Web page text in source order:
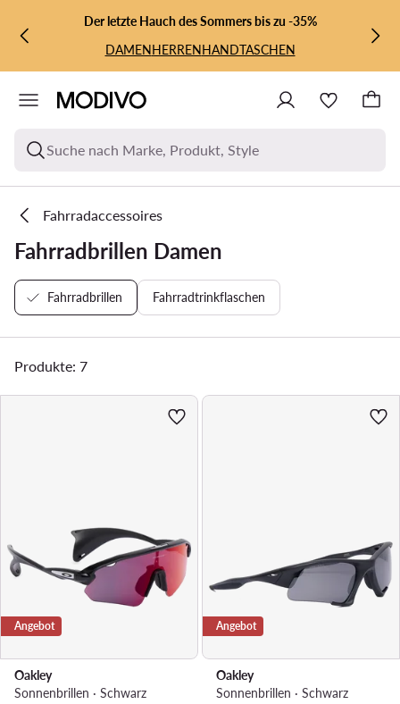
ZUM HAUPTINHALT SPRINGEN
ZUR SUCHEDer letzte Hauch des Sommers bis zu -35%
DAMENHERRENHANDTASCHEN
Suche nach Marke, Produkt, Style
Fahrradaccessoires
Fahrradbrillen Damen
Fahrradbrillen Fahrradtrinkflaschen
Produkte: 7
Angebot
Oakley
Sonnenbrillen · Schwarz
Angebot
Oakley
Sonnenbrillen · Schwarz